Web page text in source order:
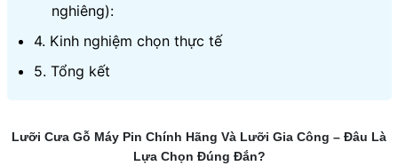
nghiêng):
4. Kinh nghiệm chọn thực tế
5. Tổng kết
Lưỡi Cưa Gỗ Máy Pin Chính Hãng Và Lưỡi Gia Công – Đâu Là
Lựa Chọn Đúng Đắn?